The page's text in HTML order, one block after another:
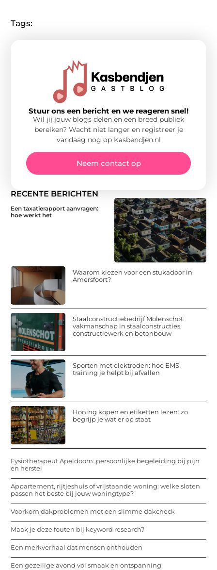
Tags:
RECENTE BERICHTEN
Een taxatierapport aanvragen:
hoe werkt het
Waarom kiezen voor een stukadoor in
Amersfoort?
Staalconstructiebedrijf Molenschot:
vakmanschap in staalconstructies,
constructiewerk en betonbouw
Sporten met elektroden: hoe EMS-
training je helpt bij afvallen
Honing kopen en etiketten lezen: zo
begrijp je wat er op staat
Fysiotherapeut Apeldoorn: persoonlijke begeleiding bij pijn
en herstel
Appartement, rijtjeshuis of vrijstaande woning: welke sloten
passen het beste bij jouw woningtype?
Voorkom dakproblemen met een slimme dakcheck
Maak je deze fouten bij keyword research?
Een merkverhaal dat mensen onthouden
Een gezellige avond vol smaak en ontspanning
Stuur ons een bericht en we reageren snel!
Wil jij jouw blogs delen en een breed publiek
bereiken? Wacht niet langer en registreer je
vandaag nog op Kasbendjen.nl
Neem contact op